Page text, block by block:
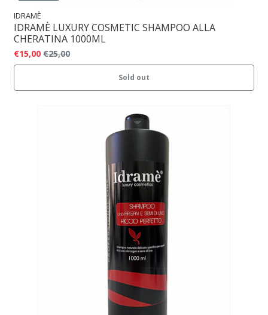
IDRAMÈ
IDRAMÈ LUXURY COSMETIC SHAMPOO ALLA
CHERATINA 1000ML
€15,00 €25,00
Sold out